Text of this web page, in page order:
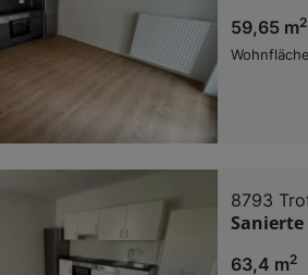
59,65 m2
Wohnfläche
8793
63,4 m2